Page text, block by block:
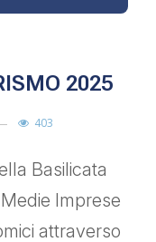
2025
403
Basilicata
Imprese
attraverso